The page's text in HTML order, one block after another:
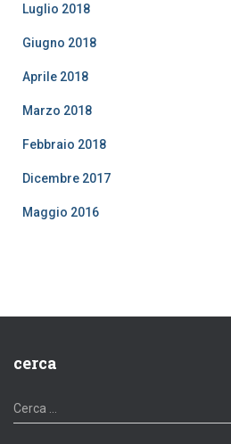
Luglio 2018
Giugno 2018
Aprile 2018
Marzo 2018
Febbraio 2018
Dicembre 2017
Maggio 2016
cerca
R
i
Cerca …